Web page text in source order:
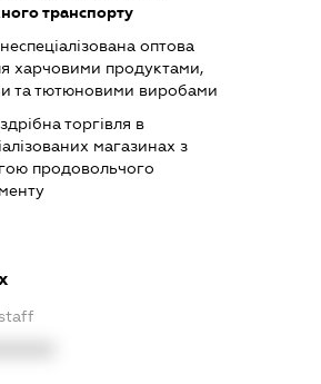
транспорту
оптова
харчовими продуктами,
та тютюновими виробами
торгівля в
магазинах з
продовольчого